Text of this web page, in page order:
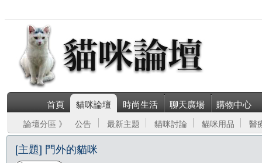
首頁 貓咪論壇 時尚生活 聊天廣場 購物中心
論壇分區 》 公告 最新主題 貓咪討論 貓咪用品 醫
[主題] 門外的貓咪